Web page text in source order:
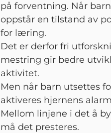
på forventning. Når
oppstår en tilstand av
for læring.
Det er derfor fri
mestring gir bedre
aktivitet.
Men når barn utsettes
aktiveres hjernens
Mellom linjene i det å
må det presteres.